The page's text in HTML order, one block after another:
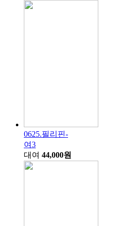
0625.필리핀-
여3
대여 44,000원